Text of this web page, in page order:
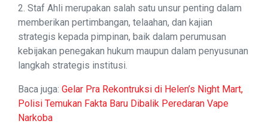
2. Staf Ahli merupakan salah satu unsur penting dalam
memberikan pertimbangan, telaahan, dan kajian
strategis kepada pimpinan, baik dalam perumusan
kebijakan penegakan hukum maupun dalam penyusunan
langkah strategis institusi.
Baca juga: Gelar Pra Rekontruksi di Helen’s Night Mart,
Polisi Temukan Fakta Baru Dibalik Peredaran Vape
Narkoba